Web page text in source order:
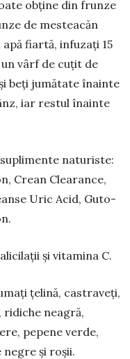
obține din frunze
de mesteacăn
fiartă, infuzați 15
vârf de cuțit de
beți ju­mă­tate înainte
iar res­tul înainte
natu­riste:
Crean Clea­rance,
Uric Acid, Guto­
și vita­mina C.
țelină, castraveți,
neagră,
pepene verde,
negre și roșii.